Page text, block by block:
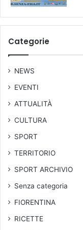
Categorie
NEWS
EVENTI
ATTUALITÀ
CULTURA
SPORT
TERRITORIO
SPORT ARCHIVIO
Senza categoria
FIORENTINA
RICETTE